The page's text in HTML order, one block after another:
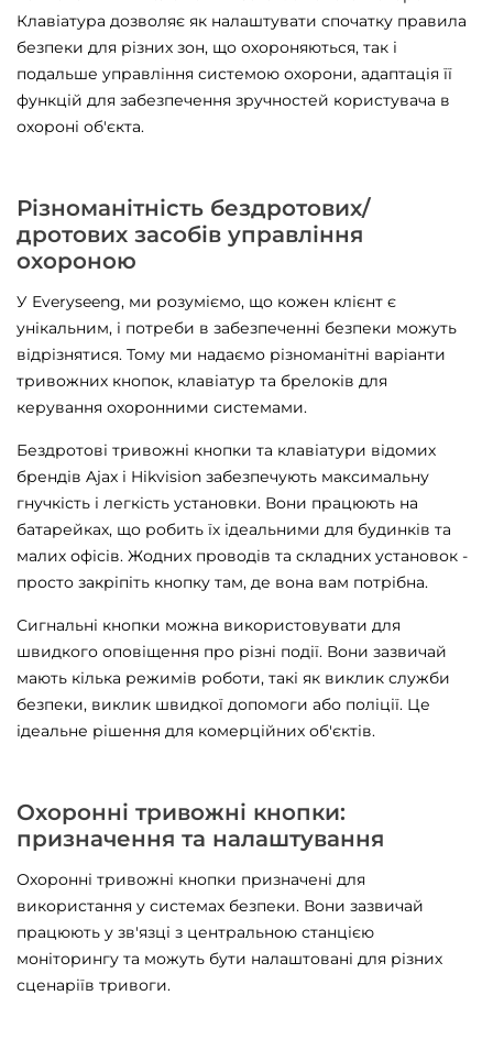
Клавіатура дозволяє як налаштувати спочатку правила
безпеки для різних зон, що охороняються, так і
подальше управління системою охорони, адаптація її
функцій для забезпечення зручностей користувача в
охороні об'єкта.
Різноманітність бездротових/
дротових засобів управління
охороною
У Everyseeng, ми розуміємо, що кожен клієнт є
унікальним, і потреби в забезпеченні безпеки можуть
відрізнятися. Тому ми надаємо різноманітні варіанти
тривожних кнопок, клавіатур та брелоків для
керування охоронними системами.
Бездротові тривожні кнопки та клавіатури відомих
брендів Ajax і Hikvision забезпечують максимальну
гнучкість і легкість установки. Вони працюють на
батарейках, що робить їх ідеальними для будинків та
малих офісів. Жодних проводів та складних установок -
просто закріпіть кнопку там, де вона вам потрібна.
Сигнальні кнопки можна використовувати для
швидкого оповіщення про різні події. Вони зазвичай
мають кілька режимів роботи, такі як виклик служби
безпеки, виклик швидкої допомоги або поліції. Це
ідеальне рішення для комерційних об'єктів.
Охоронні тривожні кнопки:
призначення та налаштування
Охоронні тривожні кнопки призначені для
використання у системах безпеки. Вони зазвичай
працюють у зв'язці з центральною станцією
моніторингу та можуть бути налаштовані для різних
сценаріїв тривоги.